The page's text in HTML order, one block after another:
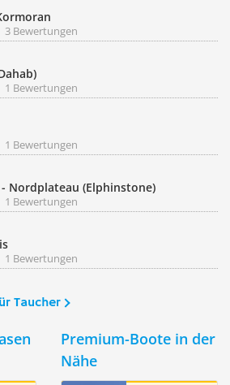
3 Bewertungen
1 Bewertungen
1 Bewertungen
Nordplateau (Elphinstone)
1 Bewertungen
1 Bewertungen
Taucher
Premium-Boote in der
Nähe